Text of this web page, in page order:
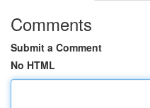
Comments
Submit a Comment
No HTML